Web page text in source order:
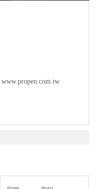
www.propen.com.tw